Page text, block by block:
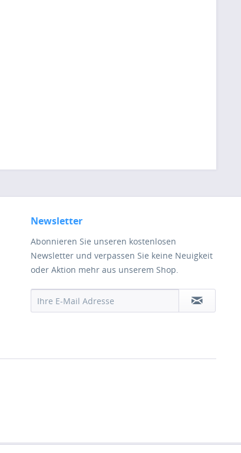
Newsletter
Abonnieren Sie unseren kostenlosen
Newsletter und verpassen Sie keine Neuigkeit
oder Aktion mehr aus unserem Shop.